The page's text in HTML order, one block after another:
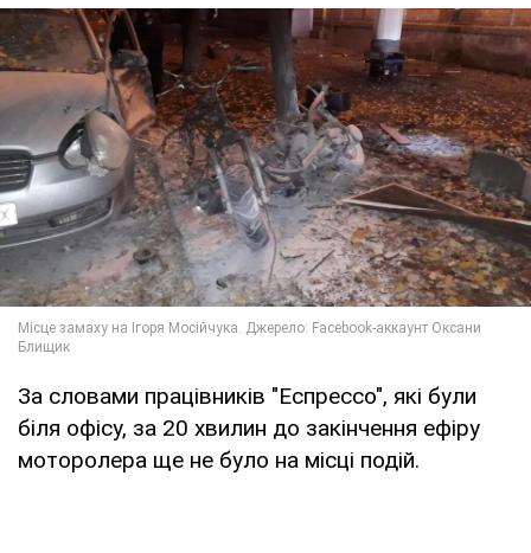
За словами працівників "Еспрессо", які були
біля офісу, за 20 хвилин до закінчення ефіру
моторолера ще не було на місці подій.